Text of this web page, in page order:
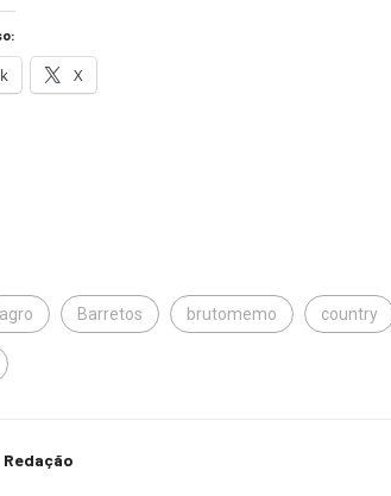
X
agro Barretos brutomemo country
Redação